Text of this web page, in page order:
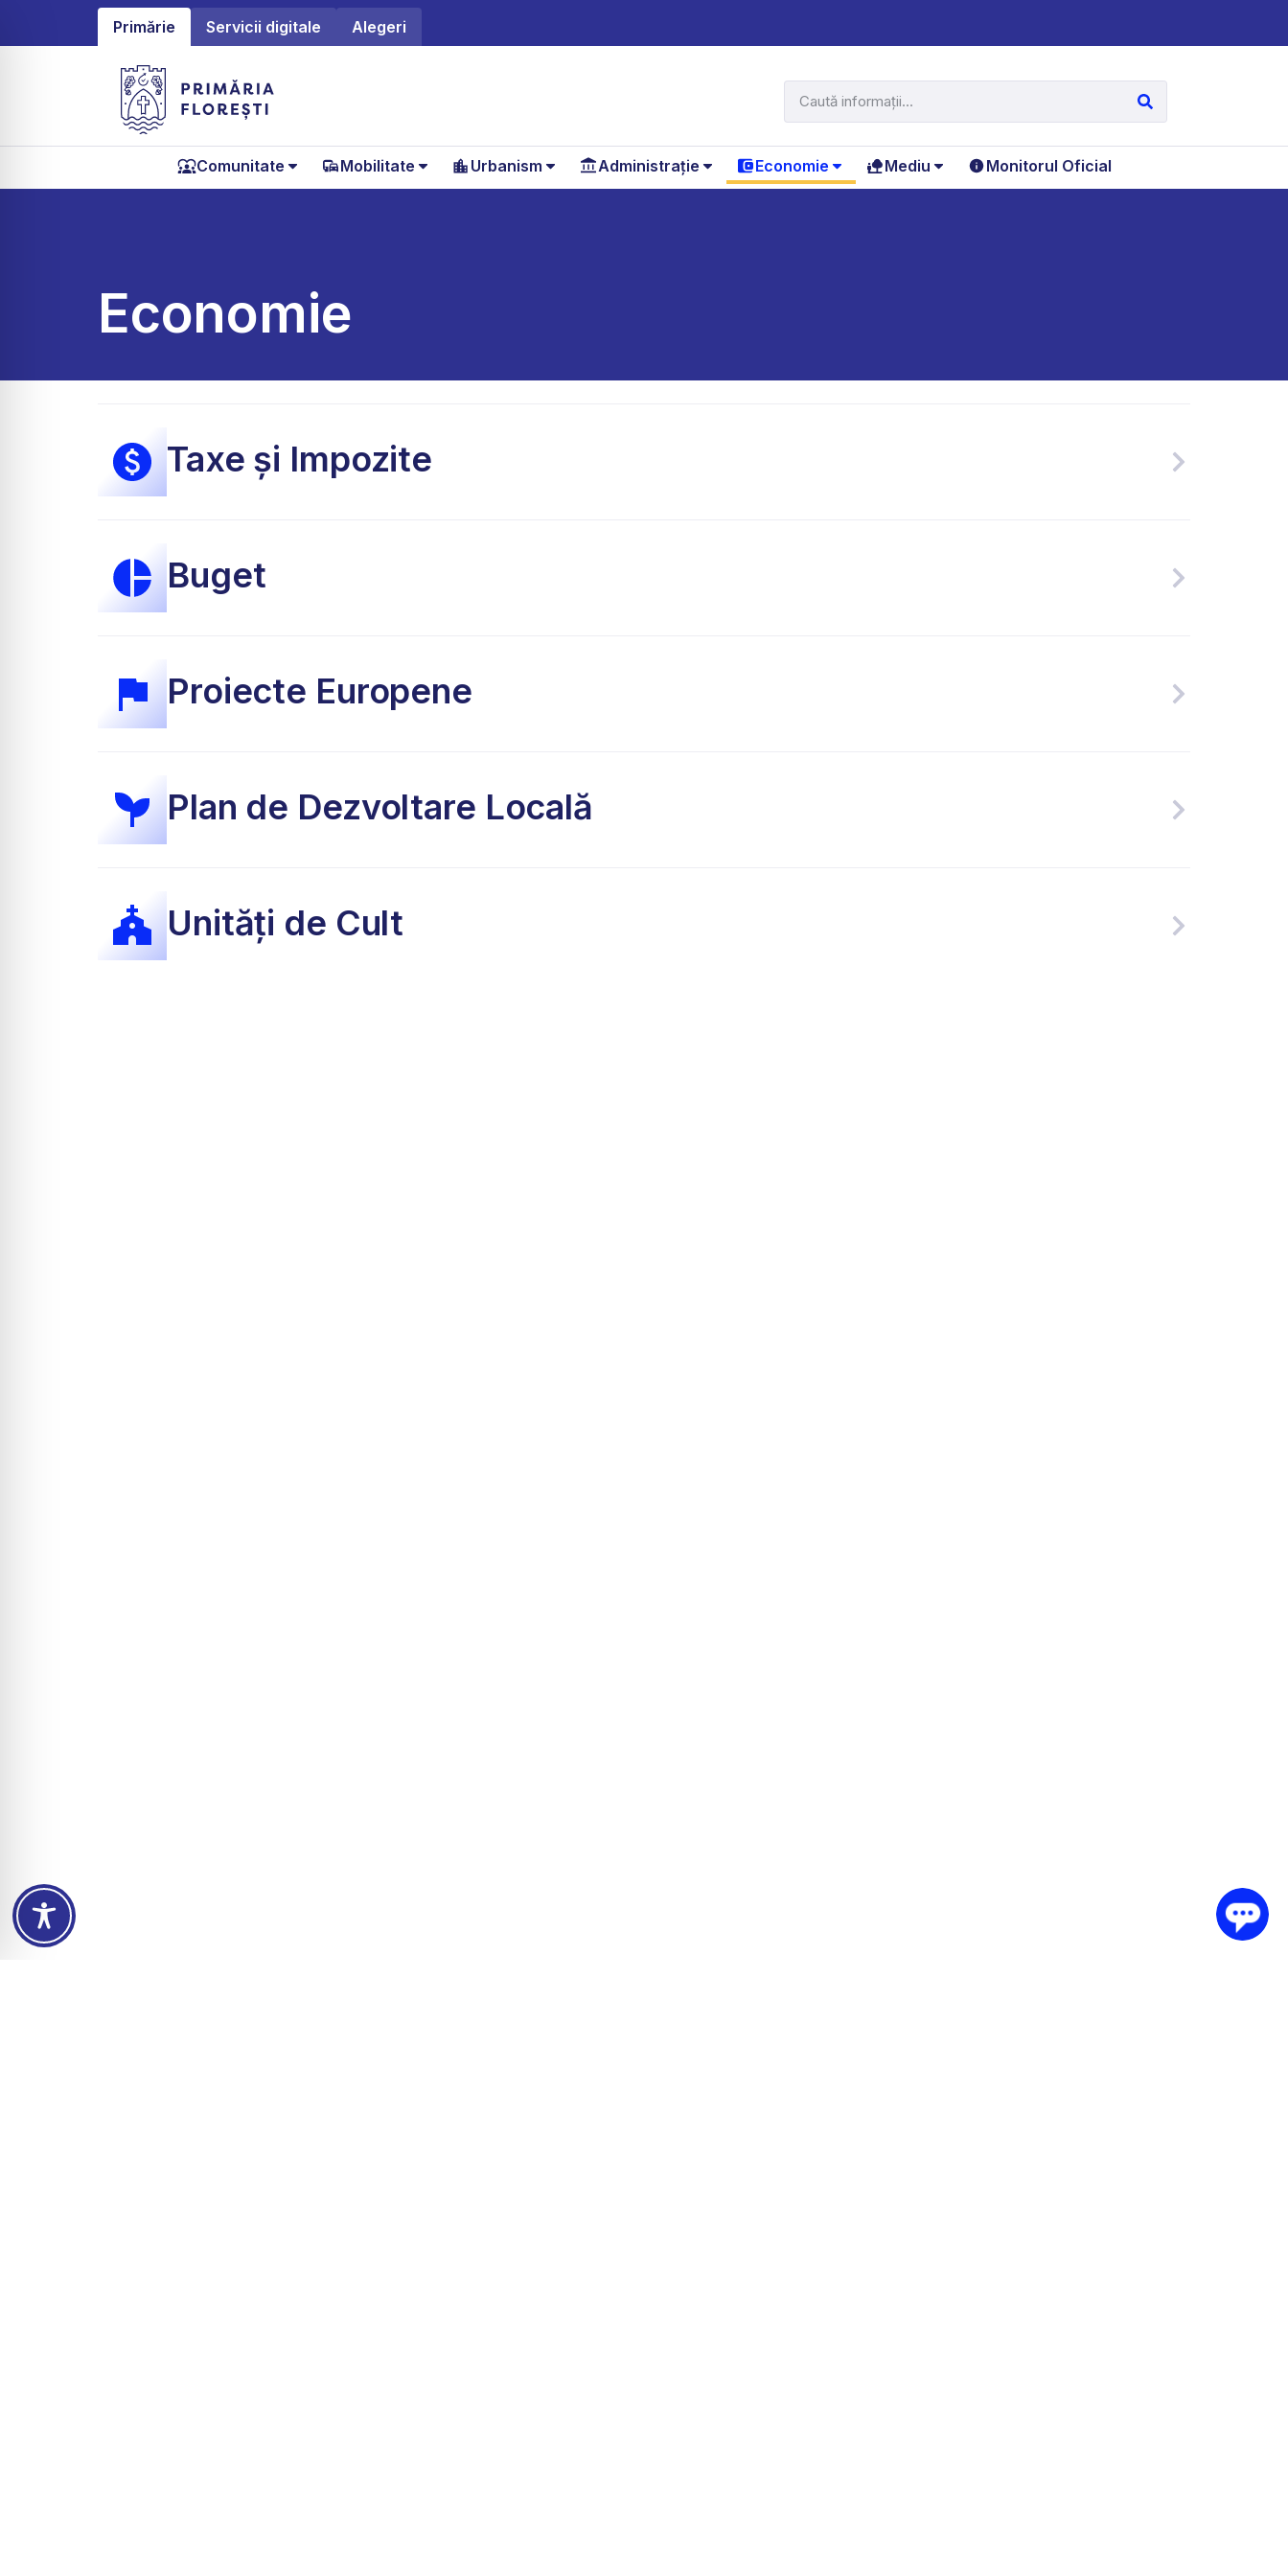
Primărie Servicii digitale Alegeri
Comunitate Mobilitate Urbanism Administrație Economie Mediu Monitorul Oficial
Economie
Taxe și Impozite
Buget
Proiecte Europene
Plan de Dezvoltare Locală
Unități de Cult